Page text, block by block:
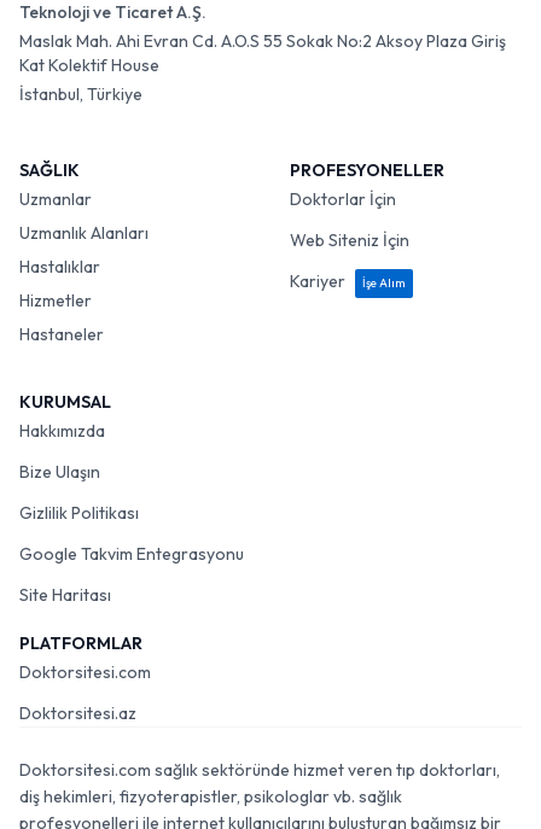
Teknoloji ve Ticaret A.Ş.
Maslak Mah. Ahi Evran Cd. A.O.S 55 Sokak No:2 Aksoy Plaza Giriş
Kat Kolektif House
İstanbul, Türkiye
SAĞLIK
Uzmanlar
Uzmanlık Alanları
Hastalıklar
Hizmetler
Hastaneler
PROFESYONELLER
Doktorlar İçin
Web Siteniz İçin
Kariyer
İşe Alım
KURUMSAL
Hakkımızda
Bize Ulaşın
Gizlilik Politikası
Google Takvim Entegrasyonu
Site Haritası
PLATFORMLAR
Doktorsitesi.com
Doktorsitesi.az
Doktorsitesi.com sağlık sektöründe hizmet veren tıp doktorları,
diş hekimleri, fizyoterapistler, psikologlar vb. sağlık
profesyonelleri ile internet kullanıcılarını buluşturan bağımsız bir